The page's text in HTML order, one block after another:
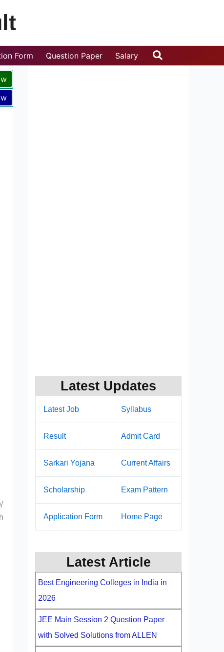
Form Question Paper Salary Search
Latest Updates
Latest Job Syllabus
Result Admit Card
Sarkari Yojana Current Affairs
Scholarship Exam Pattern
Application Form Home Page
Latest Article
Best Engineering Colleges in India in
2026
JEE Main Session 2 Question Paper
with Solved Solutions from ALLEN